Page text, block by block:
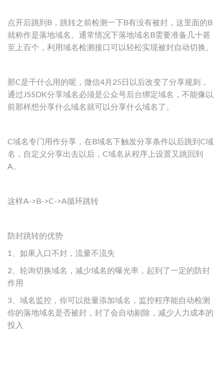
点开后跳到B，跳转之前检测一下B有没有被封，这里面的B
就称作是落地域名。通常情况下落地域名B需要准备几十甚
至上百个，利用域名检测接口可以轻松实现被封自动切换。
那C是干什么用的呢，微信4月25日以后改变了分享规则，
通过JSSDK分享域名必须是公众号后台绑定域名，不能像以
前那样想分享什么域名就可以分享什么域名了。
C域名专门用作分享，在B域名下触发分享条件以后跳到C域
名，自定义分享出去以后，C域名从程序上设置又跳回到
A。
这样A->B->C->A循环跳转
防封跳转的优势
1、如果入口不封，流量不流失
2、轮询切换域名，减少域名的曝光率，起到了一定的防封
作用
3、域名监控，你可以批量添加域名，监控程序能自动检测
你的落地域名是否被封，封了会自动剔除，减少人力成本的
投入